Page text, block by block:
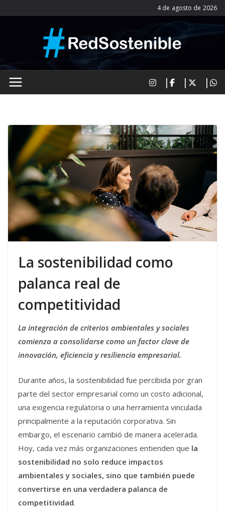
al
4 de agosto de 2026
La sostenibilidad como
palanca real de
competitividad
La integración de criterios ambientales y sociales
comienza a consolidarse como un factor clave de
innovación, eficiencia y resiliencia empresarial.
Durante años, la sostenibilidad fue percibida por gran
parte del sector empresarial como un costo adicional,
una exigencia regulatoria o una herramienta vinculada
principalmente a la reputación corporativa. Sin
embargo, el escenario cambió de manera acelerada.
Hoy, cada vez más organizaciones entienden que la
sostenibilidad no solo reduce impactos
ambientales y sociales, sino que también puede
convertirse en una verdadera palanca de
competitividad.